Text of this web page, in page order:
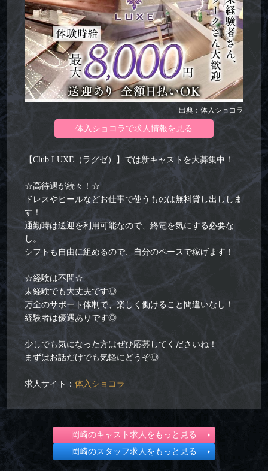
出典：体入ショコラ
体入ショコラで求人情報を見る
【Club LUXE（ラグゼ）】では新キャストを大募集中！
☆高待遇が続々！☆
ドレスやヒールなどお仕事で使うものは無料貸し出ししま
す！
通勤時は送迎を利用可能なので、終電を気にする必要な
し。
シフトも自由に組めるので、自分のペースで稼げます！
☆経験は不問☆
未経験でも大丈夫です◎
万全のサポート体制で、楽しく働けること間違いなし！
経験者は優遇ありです◎
少しでも気になった方はぜひ応募してくださいね！
まずはお話だけでも気軽にどうぞ◎
求人サイト：体入ショコラ
岡崎のキャスト求人をもっと見る
岡崎のスタッフ求人をもっと見る